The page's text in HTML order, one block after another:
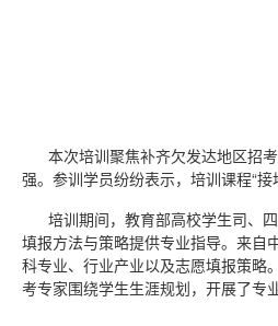
本次培训聚焦补齐欠发达地区招考
强。参训学员纷纷表示，培训课程“
培训期间，教育部高校学生司、四
填报方法与策略提供专业指导。来自
科专业、行业产业以及志愿填报策略
考专家围绕学生生涯规划，开展了专